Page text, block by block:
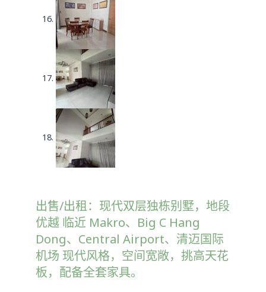
出售/出租：现代双层独栋别墅，地段
优越 临近 Makro、Big C Hang
Dong、Central Airport、清迈国际
机场 现代风格，空间宽敞，挑高天花
板，配备全套家具。